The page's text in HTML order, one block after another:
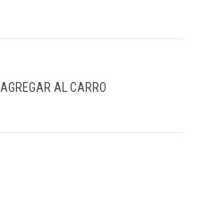
AGREGAR AL CARRO